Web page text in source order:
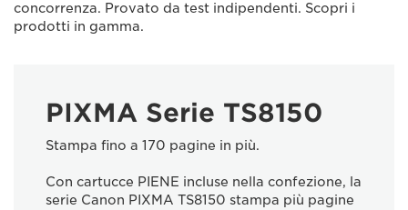
concorrenza. Provato da test indipendenti. Scopri i
prodotti in gamma.
PIXMA Serie TS8150
Stampa fino a 170 pagine in più.
Con cartucce PIENE incluse nella confezione, la
serie Canon PIXMA TS8150 stampa più pagine